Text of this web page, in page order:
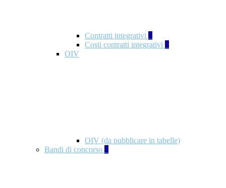
Contratti integrativi 3
Costi contratti integrativi 1
OIV
OIV (da pubblicare in tabelle)
Bandi di concorso 2